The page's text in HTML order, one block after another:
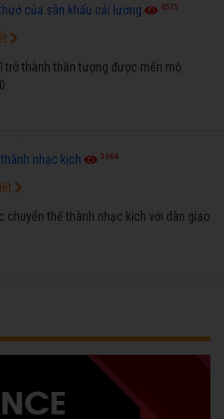
của sân khấu cải lương 6575
trở thành thần tượng được mến mộ
nhạc kịch 3664
chuyển thể thành nhạc kịch với dàn giao